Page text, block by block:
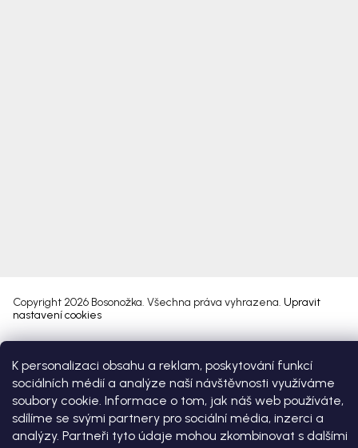
K personalizaci obsahu a reklam, poskytování funkcí
sociálních médií a analýze naší návštěvnosti využíváme
soubory cookie. Informace o tom, jak náš web používáte,
sdílíme se svými partnery pro sociální média, inzerci a
analýzy. Partneři tyto údaje mohou zkombinovat s dalšími
Copyright 2026 Bosonožka. Všechna práva vyhrazena. Upravit
nastavení cookies